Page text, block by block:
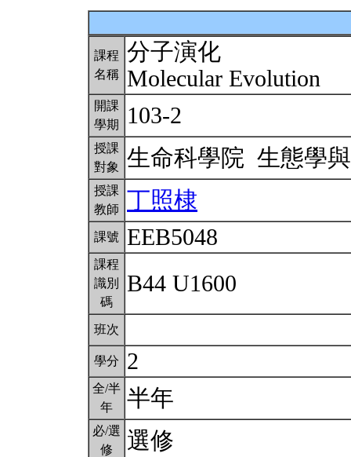
課程
名稱
分子演化
Molecular Evolution
開課
學期
103-2
授課
對象
生命科學院 生態學
授課
教師
丁照棣
課號 EEB5048
課程
識別
碼
B44 U1600
班次
學分 2
全/半
年
半年
必/選
修
選修